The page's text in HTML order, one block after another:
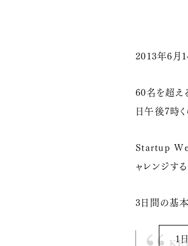
2013年6月
60名を超え
日午後7時
Startup
ャレンジす
3日間の基本
1